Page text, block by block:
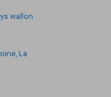
wallon
La